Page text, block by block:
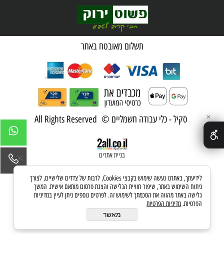
תשלום מאובטח באתר
סקיל - כלי עבודה חשמליים © All Rights Reserved
בניית אתרים
✕
לידיעתך, באתרנו נעשה שימוש בקבצי Cookies, לרבות של צדדים שלישיים, לצורך
ניתוח השימוש באתר, שיפור חוויית הגלישה והצגת פרסום מותאם אישית. המשך
גלישה באתר מהווה את הסכמתך לשימוש זה. לפרטים נוספים ניתן לעיין במדיניות
הפרטיות. מדיניות הפרטיות
מאשר